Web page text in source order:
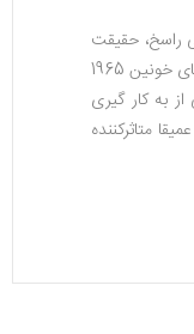
راسخ، حقیقت
تلخ و کثیف را از زیر تلی از دروغ بیرون می‌کشد و همان‌گونه که هست بیان می‌کند... به او درود می‌فرستم.» از اهداف نهفته آمریکا در کودتای خونین 1965
به کار گیری
متاثرکننده